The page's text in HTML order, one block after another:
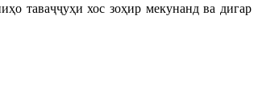
таваҷҷуҳи хос зоҳир мекунанд ва дигар